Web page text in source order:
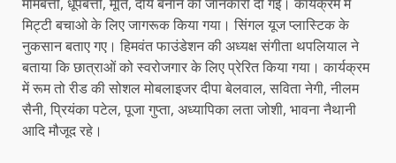
मिट्टी बचाओ के लिए जागरूक किया गया। सिंगल यूज प्लास्टिक के
नुकसान बताए गए। हिमवंत फाउंडेशन की अध्यक्ष संगीता थपलियाल ने
बताया कि छात्राओं को स्वरोजगार के लिए प्रेरित किया गया। कार्यक्रम
में रूम तो रीड की सोशल मोबलाइजर दीपा बेलवाल, सविता नेगी, नीलम
सैनी, प्रियंका पटेल, पूजा गुप्ता, अध्यापिका लता जोशी, भावना नैथानी
आदि मौजूद रहे।